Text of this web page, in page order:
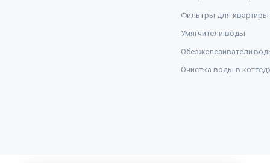
Фильтры для квартиры
Умягчители воды
Обезжелезиватели
Очистка воды в